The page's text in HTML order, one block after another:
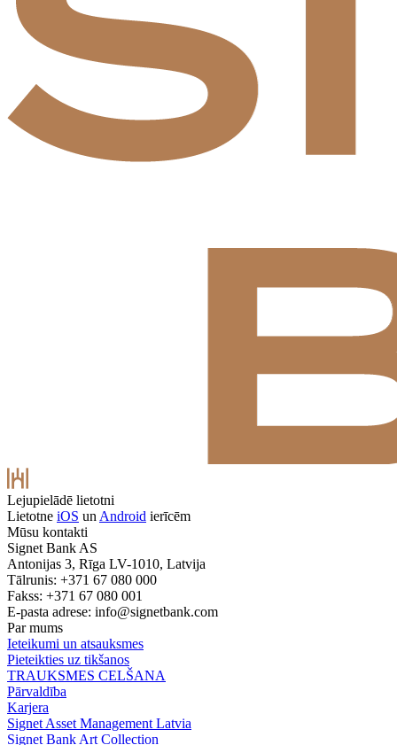
Lejupielādē lietotni
Lietotne iOS un Android ierīcēm
Mūsu kontakti
Signet Bank AS
Antonijas 3, Rīga LV-1010, Latvija
Tālrunis: +371 67 080 000
Fakss: +371 67 080 001
E-pasta adrese: info@signetbank.com
Par mums
Ieteikumi un atsauksmes
Pieteikties uz tikšanos
TRAUKSMES CELŠANA
Pārvaldība
Karjera
Signet Asset Management Latvia
Signet Bank Art Collection